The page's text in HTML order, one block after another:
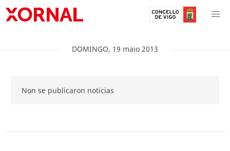
DOMINGO, 19 maio 2013
Non se publicaron noticias